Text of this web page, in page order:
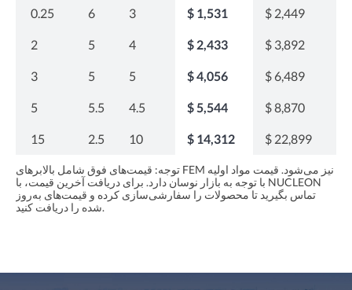
0.25 6 3 $ 1,531 $ 2,449
2 5 4 $ 2,433 $ 3,892
3 5 5 $ 4,056 $ 6,489
5 5.5 4.5 $ 5,544 $ 8,870
15 2.5 10 $ 14,312 $ 22,899
توجه: قیمت‌های فوق شامل بالابرهای FEM نیز می‌شود. قیمت مواد اولیه
با توجه به بازار نوسان دارد. برای دریافت آخرین قیمت، با NUCLEON
تماس بگیرید تا محصولات را سفارشی‌سازی کرده و قیمت‌های به‌روز
شده را دریافت کنید.